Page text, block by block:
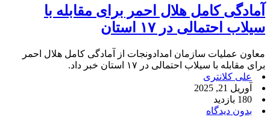
آمادگی کامل هلال احمر برای مقابله با
سیلاب احتمالی در ۱۷ استان
معاون عملیات سازمان امدادونجات از آمادگی کامل هلال احمر
برای مقابله با سیلاب احتمالی در ۱۷ استان خبر داد.
علی کلانتری
آوریل 21, 2025
180 بازدید
بدون دیدگاه